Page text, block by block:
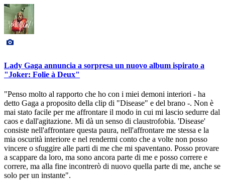
Lady Gaga annuncia a sorpresa un nuovo album ispirato a
"Joker: Folie à Deux"
"Penso molto al rapporto che ho con i miei demoni interiori - ha
detto Gaga a proposito della clip di "Disease" e del brano -. Non è
mai stato facile per me affrontare il modo in cui mi lascio sedurre dal
caos e dall'agitazione. Mi dà un senso di claustrofobia. 'Disease'
consiste nell'affrontare questa paura, nell'affrontare me stessa e la
mia oscurità interiore e nel rendermi conto che a volte non posso
vincere o sfuggire alle parti di me che mi spaventano. Posso provare
a scappare da loro, ma sono ancora parte di me e posso correre e
correre, ma alla fine incontrerò di nuovo quella parte di me, anche se
solo per un instante".